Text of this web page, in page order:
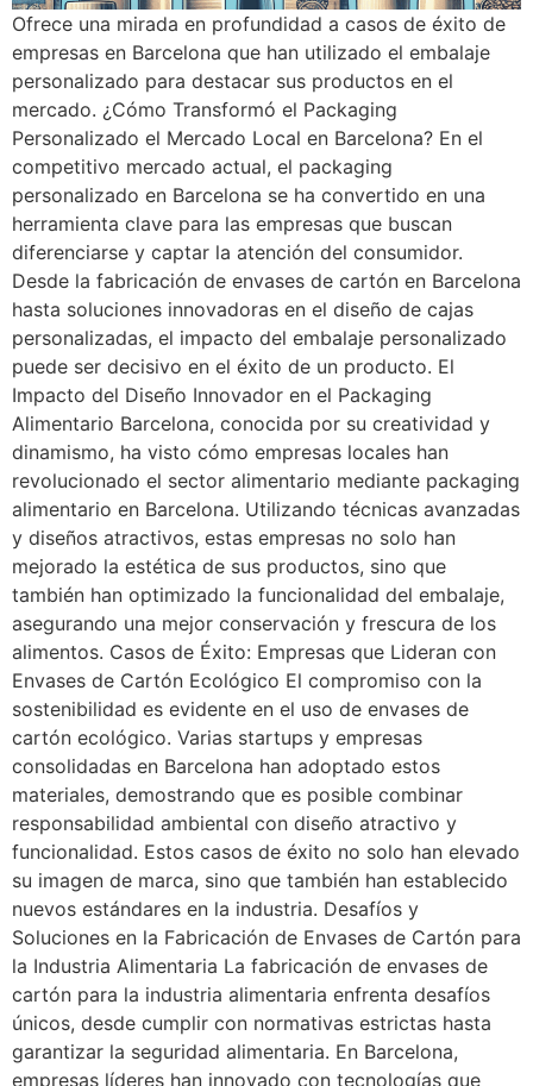
Ofrece una mirada en profundidad a casos de éxito de
empresas en Barcelona que han utilizado el embalaje
personalizado para destacar sus productos en el
mercado. ¿Cómo Transformó el Packaging
Personalizado el Mercado Local en Barcelona? En el
competitivo mercado actual, el packaging
personalizado en Barcelona se ha convertido en una
herramienta clave para las empresas que buscan
diferenciarse y captar la atención del consumidor.
Desde la fabricación de envases de cartón en Barcelona
hasta soluciones innovadoras en el diseño de cajas
personalizadas, el impacto del embalaje personalizado
puede ser decisivo en el éxito de un producto. El
Impacto del Diseño Innovador en el Packaging
Alimentario Barcelona, conocida por su creatividad y
dinamismo, ha visto cómo empresas locales han
revolucionado el sector alimentario mediante packaging
alimentario en Barcelona. Utilizando técnicas avanzadas
y diseños atractivos, estas empresas no solo han
mejorado la estética de sus productos, sino que
también han optimizado la funcionalidad del embalaje,
asegurando una mejor conservación y frescura de los
alimentos. Casos de Éxito: Empresas que Lideran con
Envases de Cartón Ecológico El compromiso con la
sostenibilidad es evidente en el uso de envases de
cartón ecológico. Varias startups y empresas
consolidadas en Barcelona han adoptado estos
materiales, demostrando que es posible combinar
responsabilidad ambiental con diseño atractivo y
funcionalidad. Estos casos de éxito no solo han elevado
su imagen de marca, sino que también han establecido
nuevos estándares en la industria. Desafíos y
Soluciones en la Fabricación de Envases de Cartón para
la Industria Alimentaria La fabricación de envases de
cartón para la industria alimentaria enfrenta desafíos
únicos, desde cumplir con normativas estrictas hasta
garantizar la seguridad alimentaria. En Barcelona,
empresas líderes han innovado con tecnologías que